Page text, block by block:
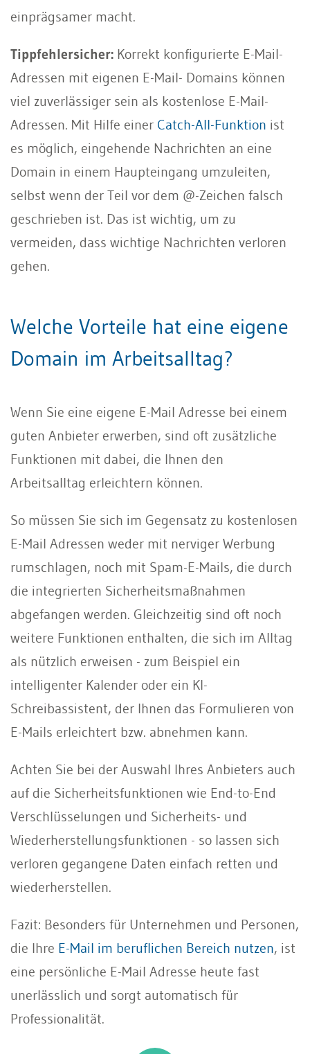
einprägsamer macht.
Tippfehlersicher: Korrekt konfigurierte E-Mail-
Adressen mit eigenen E-Mail- Domains können
viel zuverlässiger sein als kostenlose E-Mail-
Adressen. Mit Hilfe einer Catch-All-Funktion ist
es möglich, eingehende Nachrichten an eine
Domain in einem Haupteingang umzuleiten,
selbst wenn der Teil vor dem @-Zeichen falsch
geschrieben ist. Das ist wichtig, um zu
vermeiden, dass wichtige Nachrichten verloren
gehen.
Welche Vorteile hat eine eigene
Domain im Arbeitsalltag?
Wenn Sie eine eigene E-Mail Adresse bei einem
guten Anbieter erwerben, sind oft zusätzliche
Funktionen mit dabei, die Ihnen den
Arbeitsalltag erleichtern können.
So müssen Sie sich im Gegensatz zu kostenlosen
E-Mail Adressen weder mit nerviger Werbung
rumschlagen, noch mit Spam-E-Mails, die durch
die integrierten Sicherheitsmaßnahmen
abgefangen werden. Gleichzeitig sind oft noch
weitere Funktionen enthalten, die sich im Alltag
als nützlich erweisen - zum Beispiel ein
intelligenter Kalender oder ein KI-
Schreibassistent, der Ihnen das Formulieren von
E-Mails erleichtert bzw. abnehmen kann.
Achten Sie bei der Auswahl Ihres Anbieters auch
auf die Sicherheitsfunktionen wie End-to-End
Verschlüsselungen und Sicherheits- und
Wiederherstellungsfunktionen - so lassen sich
verloren gegangene Daten einfach retten und
wiederherstellen.
Fazit: Besonders für Unternehmen und Personen,
die Ihre E-Mail im beruflichen Bereich nutzen, ist
eine persönliche E-Mail Adresse heute fast
unerlässlich und sorgt automatisch für
Professionalität.